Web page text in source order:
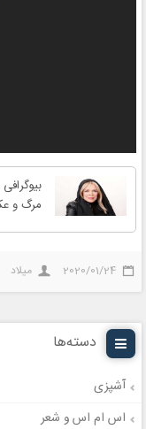
مرگ و
2020/01/24 میلاد
دسته‌ها
آشپزی
اس ام اس و شعر